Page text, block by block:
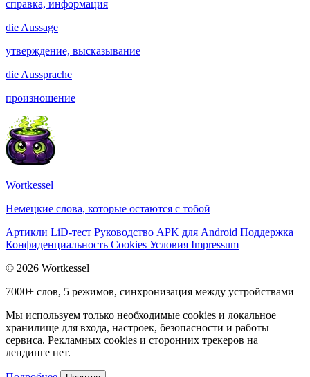
справка, информация
die Aussage
утверждение, высказывание
die Aussprache
произношение
Wortkessel
Немецкие слова, которые остаются с тобой
Артикли LiD-тест Руководство APK для Android Поддержка
Конфиденциальность Cookies Условия Impressum
© 2026 Wortkessel
7000+ слов, 5 режимов, синхронизация между устройствами
Мы используем только необходимые cookies и локальное
хранилище для входа, настроек, безопасности и работы
сервиса. Рекламных cookies и сторонних трекеров на
лендинге нет.